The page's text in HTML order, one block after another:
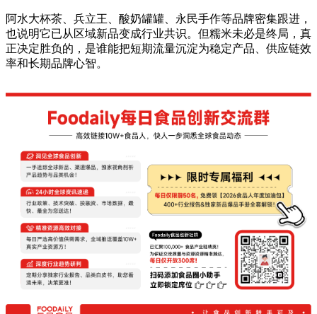
阿水大杯茶、兵立王、酸奶罐罐、永民手作等品牌密集跟进，
也说明它已从区域新品变成行业共识。但糯米未必是终局，真
正决定胜负的，是谁能把短期流量沉淀为稳定产品、供应链效
率和长期品牌心智。